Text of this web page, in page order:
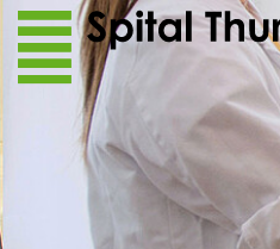
Direkt zum Inhalt